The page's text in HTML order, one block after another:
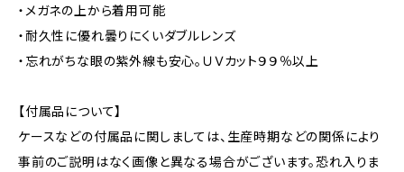
・メガネの上から着用可能
・耐久性に優れ曇りにくいダブルレンズ
・忘れがちな眼の紫外線も安心。ＵＶカット９９％以上
【付属品について】
ケースなどの付属品に関しましては、生産時期などの関係により
事前のご説明はなく画像と異なる場合がございます。恐れ入りま